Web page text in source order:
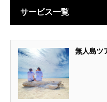
サービス一覧
無人島ツ